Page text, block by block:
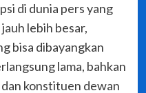
di dunia pers yang
lebih besar,
bisa dibayangkan
lama, bahkan
konstituen dewan